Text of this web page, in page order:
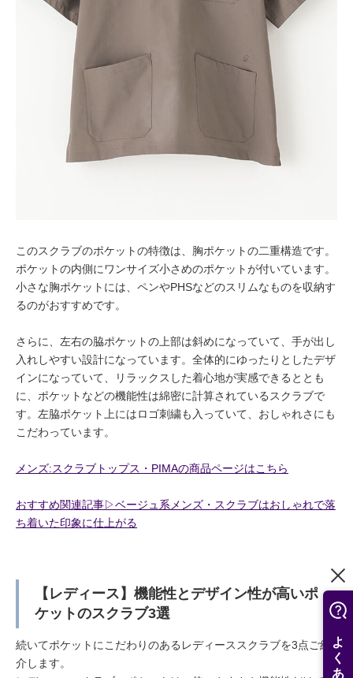
このスクラブのポケットの特徴は、胸ポケットの二重構造です。
ポケットの内側にワンサイズ小さめのポケットが付いています。
小さな胸ポケットには、ペンやPHSなどのスリムなものを収納す
るのがおすすめです。
さらに、左右の脇ポケットの上部は斜めになっていて、手が出し
入れしやすい設計になっています。全体的にゆったりとしたデザ
インになっていて、リラックスした着心地が実感できるととも
に、ポケットなどの機能性は綿密に計算されているスクラブで
す。左脇ポケット上にはロゴ刺繍も入っていて、おしゃれさにも
こだわっています。
メンズ:スクラブトップス・PIMAの商品ページはこちら
おすすめ関連記事▷ベージュ系メンズ・スクラブはおしゃれで落
ち着いた印象に仕上がる
【レディース】機能性とデザイン性が高いポ
ケットのスクラブ3選
続いてポケットにこだわりのあるレディーススクラブを3点ご紹
介します。